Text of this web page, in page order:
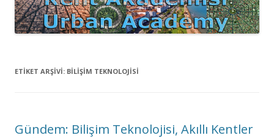
ETIKET ARŞIVI: BILIŞIM TEKNOLOJISI
Gündem: Bilişim Teknolojisi, Akıllı Kentler